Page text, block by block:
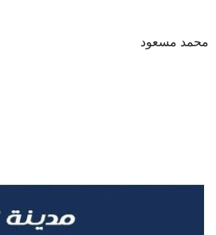
محمد مسعود